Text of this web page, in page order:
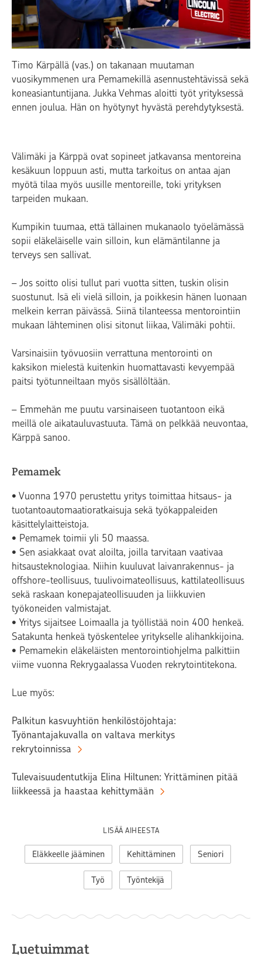
Timo Kärpällä (vas.) on takanaan muutaman
vuosikymmenen ura Pemamekillä asennustehtävissä sekä
koneasiantuntijana. Jukka Vehmas aloitti työt yrityksessä
ennen joulua. Hän on hyötynyt hyvästä perehdytyksestä.
Välimäki ja Kärppä ovat sopineet jatkavansa mentoreina
kesäkuun loppuun asti, mutta tarkoitus on antaa ajan
myötä tilaa myös uusille mentoreille, toki yrityksen
tarpeiden mukaan.
Kumpikin tuumaa, että tällainen mukanaolo työelämässä
sopii eläkeläiselle vain silloin, kun elämäntilanne ja
terveys sen sallivat.
– Jos soitto olisi tullut pari vuotta sitten, tuskin olisin
suostunut. Isä eli vielä silloin, ja poikkesin hänen luonaan
melkein kerran päivässä. Siinä tilanteessa mentorointiin
mukaan lähteminen olisi sitonut liikaa, Välimäki pohtii.
Varsinaisiin työvuosiin verrattuna mentorointi on
kaksikon mielestä kuitenkin huomattavasti kevyempää
paitsi työtunneiltaan myös sisällöltään.
– Emmehän me puutu varsinaiseen tuotantoon eikä
meillä ole aikatauluvastuuta. Tämä on pelkkää neuvontaa,
Kärppä sanoo.
Pemamek
• Vuonna 1970 perustettu yritys toimittaa hitsaus- ja
tuotantoautomaatioratkaisuja sekä työkappaleiden
käsittelylaitteistoja.
• Pemamek toimii yli 50 maassa.
• Sen asiakkaat ovat aloilta, joilla tarvitaan vaativaa
hitsausteknologiaa. Niihin kuuluvat laivanrakennus- ja
offshore-teollisuus, tuulivoimateollisuus, kattilateollisuus
sekä raskaan konepajateollisuuden ja liikkuvien
työkoneiden valmistajat.
• Yritys sijaitsee Loimaalla ja työllistää noin 400 henkeä.
Satakunta henkeä työskentelee yritykselle alihankkijoina.
• Pemamekin eläkeläisten mentorointiohjelma palkittiin
viime vuonna Rekrygaalassa Vuoden rekrytointitekona.
Lue myös:
Palkitun kasvuyhtiön henkilöstöjohtaja:
Työnantajakuvalla on valtava merkitys
rekrytoinnissa
Tulevaisuudentutkija Elina Hiltunen: Yrittäminen pitää
liikkeessä ja haastaa kehittymään
LISÄÄ AIHEESTA
Eläkkeelle jääminen Kehittäminen Seniori
Työ Työntekijä
Luetuimmat